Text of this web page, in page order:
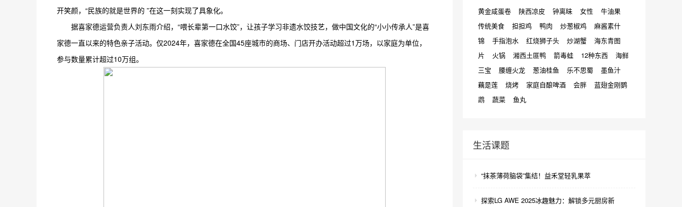
开笑颜，“民族的就是世界的 ”在这一刻实现了具象化。
据喜家德运营负责人刘东雨介绍，“喂长辈第一口水饺”，让孩子学习非遗水饺技艺，做中国文化的“小小传承人”是喜
家德一直以来的特色亲子活动。仅2024年，喜家德在全国45座城市的商场、门店开办活动超过1万场，以家庭为单位，
参与数量累计超过10万组。
黄金咸蛋卷 陕西凉皮 钟离昧 女性
牛油果
传统美食
担担鸡 鸭肉 炒葱椒鸡
麻酱素什
锦
手指泡水 红烧狮子头 炒湖蟹
海东青图
片
火锅 湘西土匪鸭 箭毒蛙 12种东西
海鲜
三宝
腰缠火龙 葱油桂鱼 乐不思蜀
墨鱼汁
藕是莲
烧烤 家庭自酿啤酒 会胖
蓝翅金刚鹦
鹉
蔬菜 鱼丸
生活课题
“抹茶薄荷脑袋”集结！益禾堂轻乳果萃
探索LG AWE 2025冰趣魅力：解锁多元厨房新